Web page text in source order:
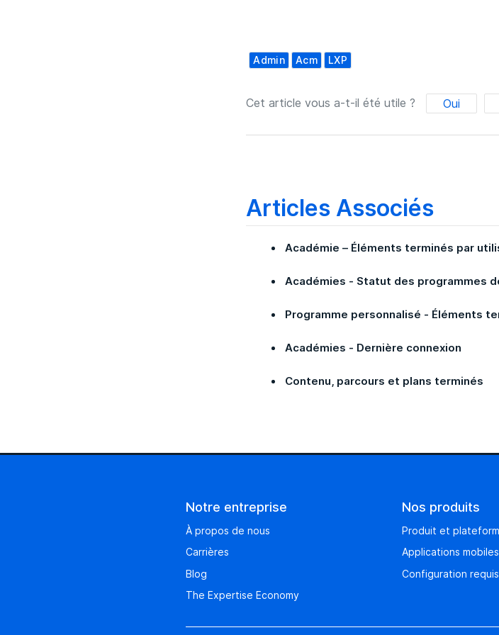
Admin Acm LXP
Cet article vous a-t-il été utile ? Oui
Articles Associés
Académie – Éléments terminés par
Académies - Statut des programmes
Programme personnalisé - Éléments
Académies - Dernière connexion
Contenu, parcours et plans terminés
Notre entreprise
À propos de nous
Carrières
Blog
The Expertise Economy
Nos produits
Produit et
Applications mobiles
Configuration